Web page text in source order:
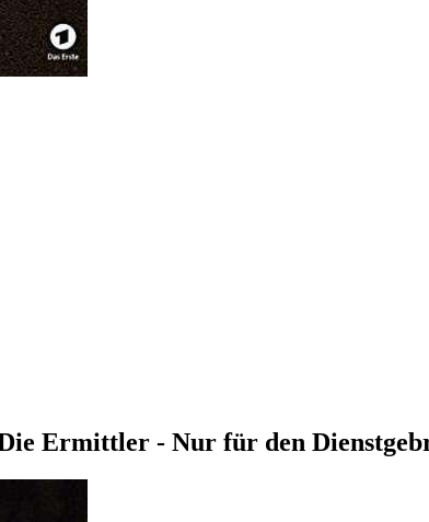
Ermittler - Nur für den